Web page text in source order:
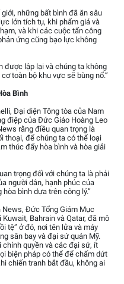
những bất bình đã ăn sâu
lớn tích tụ, khi phẩm giá và
và khi các cuộc tấn công
ứng cũng bạo lực không
được lập lại và chúng ta không
toàn bộ khu vực sẽ bùng nổ.”
Bình
Đại diện Tông tòa của Nam
điệp của Đức Giáo Hoàng Leo
rằng điều quan trọng là
thoại, để chúng ta có thể loại
thúc đẩy hòa bình và hòa giải
trọng đối với chúng ta là phải
người dân, hạnh phúc của
bình dựa trên công lý.”
News, Đức Tổng Giám Mục
Bahrain và Qatar, đã mô
tệ” ở đó, nơi tên lửa và máy
sân bay và đại sứ quán Mỹ.
chính quyền và các đại sứ, ít
biện pháp có thể để chấm dứt
chiến tranh bắt đầu, không ai